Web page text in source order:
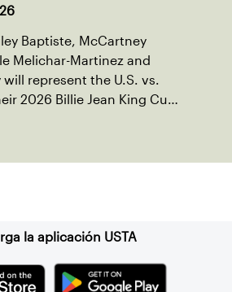
Baptiste, McCartney
Melichar-Martinez and
will represent the U.S. vs.
2026 Billie Jean King Cup
la aplicación USTA